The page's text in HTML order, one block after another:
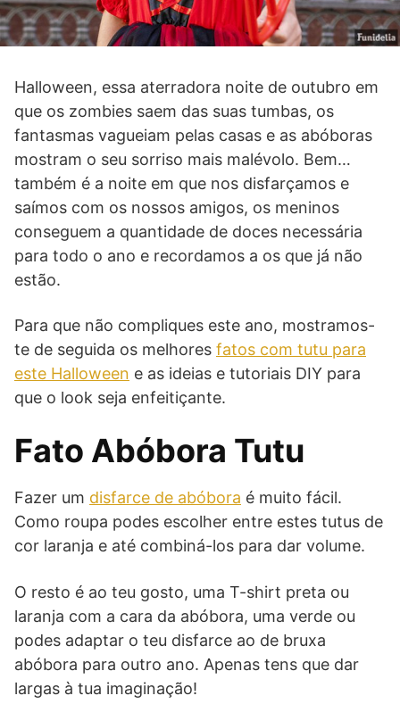
Halloween, essa aterradora noite de outubro em
que os zombies saem das suas tumbas, os
fantasmas vagueiam pelas casas e as abóboras
mostram o seu sorriso mais malévolo. Bem…
também é a noite em que nos disfarçamos e
saímos com os nossos amigos, os meninos
conseguem a quantidade de doces necessária
para todo o ano e recordamos a os que já não
estão.
Para que não compliques este ano, mostramos-
te de seguida os melhores fatos com tutu para
este Halloween e as ideias e tutoriais DIY para
que o look seja enfeitiçante.
Fato Abóbora Tutu
Fazer um disfarce de abóbora é muito fácil.
Como roupa podes escolher entre estes tutus de
cor laranja e até combiná-los para dar volume.
O resto é ao teu gosto, uma T-shirt preta ou
laranja com a cara da abóbora, uma verde ou
podes adaptar o teu disfarce ao de bruxa
abóbora para outro ano. Apenas tens que dar
largas à tua imaginação!